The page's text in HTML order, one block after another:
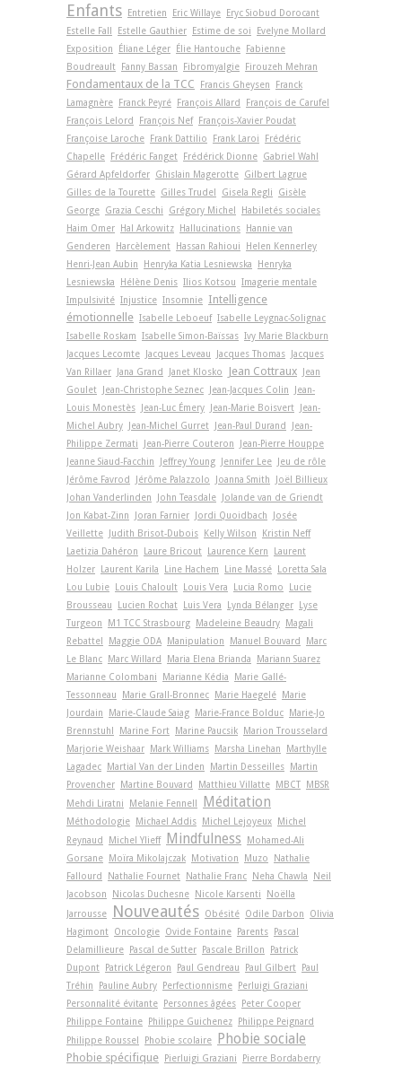
Enfants Entretien Eric Willaye
Eryc Siobud Dorocant
Estelle Fall
Estelle Gauthier Estime de soi
Evelyne Mollard
Exposition
Éliane Léger Élie Hantouche
Fabienne
Boudreault
Fanny Bassan Fibromyalgie Firouzeh Mehran
Fondamentaux de la TCC Francis Gheysen
Franck
Lamagnère
Franck Peyré François Allard
François de Carufel
François Lelord
François Nef
François-Xavier Poudat
Françoise Laroche
Frank Dattilio Frank Laroi
Frédéric
Chapelle
Frédéric Fanget Frédérick Dionne Gabriel Wahl
Gérard Apfeldorfer Ghislain Magerotte Gilbert Lagrue
Gilles de la Tourette Gilles Trudel Gisela Regli
Gisèle
George Grazia Ceschi Grégory Michel
Habiletés sociales
Haim Omer
Hal Arkowitz Hallucinations
Hannie van
Genderen
Harcèlement Hassan Rahioui
Helen Kennerley
Henri-Jean Aubin
Henryka Katia Lesniewska
Henryka
Lesniewska
Hélène Denis Ilios Kotsou Imagerie mentale
Impulsivité Injustice Insomnie Intelligence
émotionnelle Isabelle Leboeuf Isabelle Leygnac-Solignac
Isabelle Roskam Isabelle Simon-Baïssas Ivy Marie Blackburn
Jacques Lecomte
Jacques Leveau Jacques Thomas
Jacques
Van Rillaer
Jana Grand Janet Klosko Jean Cottraux
Jean
Goulet
Jean-Christophe Seznec Jean-Jacques Colin
Jean-
Louis Monestès
Jean-Luc Émery Jean-Marie Boisvert
Jean-
Michel Aubry
Jean-Michel Gurret Jean-Paul Durand
Jean-
Philippe Zermati
Jean-Pierre Couteron
Jean-Pierre Houppe
Jeanne Siaud-Facchin
Jeffrey Young Jennifer Lee
Jeu de rôle
Jérôme Favrod
Jérôme Palazzolo Joanna Smith
Joël Billieux
Johan Vanderlinden
John Teasdale
Jolande van de Griendt
Jon Kabat-Zinn
Joran Farnier Jordi Quoidbach
Josée
Veillette
Judith Brisot-Dubois Kelly Wilson
Kristin Neff
Laetizia Dahéron
Laure Bricout Laurence Kern
Laurent
Holzer
Laurent Karila Line Hachem Line Massé
Loretta Sala
Lou Lubie
Louis Chaloult Louis Vera Lucia Romo
Lucie
Brousseau
Lucien Rochat Luis Vera Lynda Bélanger
Lyse
Turgeon
M1 TCC Strasbourg Madeleine Beaudry
Magali
Rebattel
Maggie ODA Manipulation Manuel Bouvard
Marc
Le Blanc
Marc Willard Maria Elena Brianda
Mariann Suarez
Marianne Colombani
Marianne Kédia
Marie Gallé-
Tessonneau
Marie Grall-Bronnec Marie Haegelé
Marie
Jourdain
Marie-Claude Saiag Marie-France Bolduc
Marie-Jo
Brennstuhl
Marine Fort Marine Paucsik
Marion Trousselard
Marjorie Weishaar
Mark Williams Marsha Linehan
Marthylle
Lagadec
Martial Van der Linden Martin Desseilles
Martin
Provencher
Martine Bouvard Matthieu Villatte MBCT
MBSR
Mehdi Liratni
Melanie Fennell Méditation
Méthodologie Michael Addis Michel Lejoyeux
Michel
Reynaud
Michel Ylieff Mindfulness
Mohamed-Ali
Gorsane
Moïra Mikolajczak Motivation Muzo
Nathalie
Fallourd
Nathalie Fournet Nathalie Franc Neha Chawla
Neil
Jacobson
Nicolas Duchesne Nicole Karsenti
Noëlla
Jarrousse
Nouveautés Obésité Odile Darbon
Olivia
Hagimont Oncologie Ovide Fontaine Parents
Pascal
Delamillieure
Pascal de Sutter Pascale Brillon
Patrick
Dupont
Patrick Légeron Paul Gendreau Paul Gilbert
Paul
Tréhin
Pauline Aubry Perfectionnisme
Perluigi Graziani
Personnalité évitante
Personnes âgées
Peter Cooper
Philippe Fontaine
Philippe Guichenez
Philippe Peignard
Philippe Roussel
Phobie scolaire Phobie sociale
Phobie spécifique Pierluigi Graziani
Pierre Bordaberry